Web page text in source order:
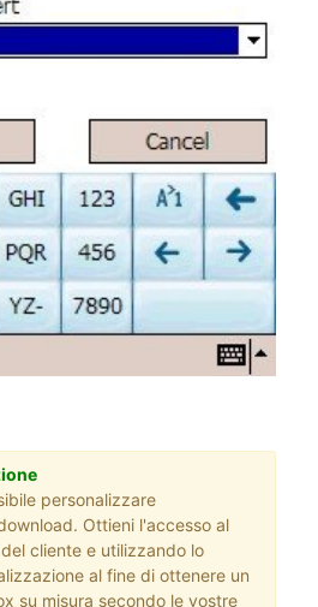
personalizzare
Ottieni l'accesso al
cliente e utilizzando lo
al fine di ottenere un
su misura secondo le vostre